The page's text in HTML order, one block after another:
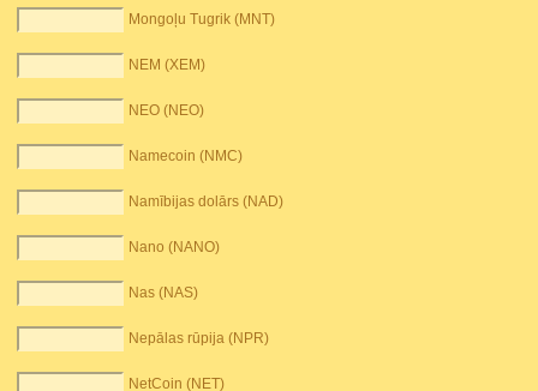
Mongoļu Tugrik (MNT)
NEM (XEM)
NEO (NEO)
Namecoin (NMC)
Namībijas dolārs (NAD)
Nano (NANO)
Nas (NAS)
Nepālas rūpija (NPR)
NetCoin (NET)